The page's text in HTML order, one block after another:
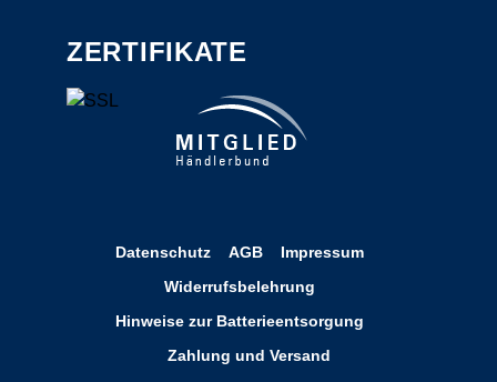
ZERTIFIKATE
Datenschutz AGB
Impressum
Widerrufsbelehrung
Hinweise zur Batterieentsorgung
Zahlung und Versand